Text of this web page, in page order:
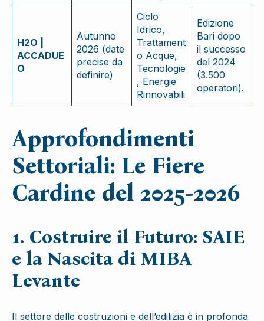
H2O |
ACCADUE
O
Autunno
2026 (date
precise da
definire)
Ciclo
Idrico,
Trattament
o Acque,
Tecnologie
, Energie
Rinnovabili
Edizione
Bari dopo
il successo
del 2024
(3.500
operatori).
Approfondimenti
Settoriali: Le Fiere
Cardine del 2025-2026
1. Costruire il Futuro: SAIE
e la Nascita di MIBA
Levante
Il settore delle costruzioni e dell’edilizia è in profonda